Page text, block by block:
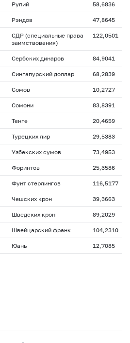
Рупий 58,6836
Рэндов 47,8645
СДР (специальные права
заимствования)
122,0501
Сербских динаров 84,9041
Сингапурский доллар 68,2839
Сомов 10,2727
Сомони 83,8391
Тенге 20,4659
Турецких лир 29,5383
Узбекских сумов 73,4953
Форинтов 25,3586
Фунт стерлингов 116,5177
Чешских крон 39,3663
Шведских крон 89,2029
Швейцарский франк 104,2310
Юань 12,7085